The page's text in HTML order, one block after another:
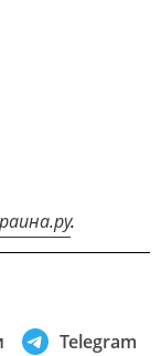
.
Telegram